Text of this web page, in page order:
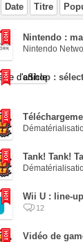
Date Titre
Nintendo :
Nintendo
eShop :
Tank! Tank!
Wii U : line-
12
Vidéo de